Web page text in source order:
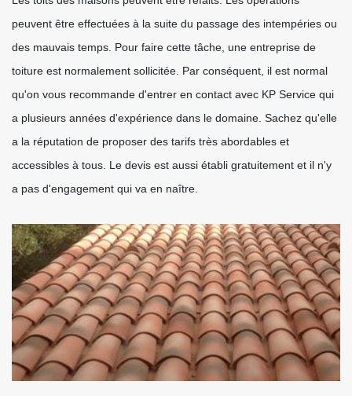
peuvent être effectuées à la suite du passage des intempéries ou
des mauvais temps. Pour faire cette tâche, une entreprise de
toiture est normalement sollicitée. Par conséquent, il est normal
qu'on vous recommande d'entrer en contact avec KP Service qui
a plusieurs années d'expérience dans le domaine. Sachez qu'elle
a la réputation de proposer des tarifs très abordables et
accessibles à tous. Le devis est aussi établi gratuitement et il n'y
a pas d'engagement qui va en naître.